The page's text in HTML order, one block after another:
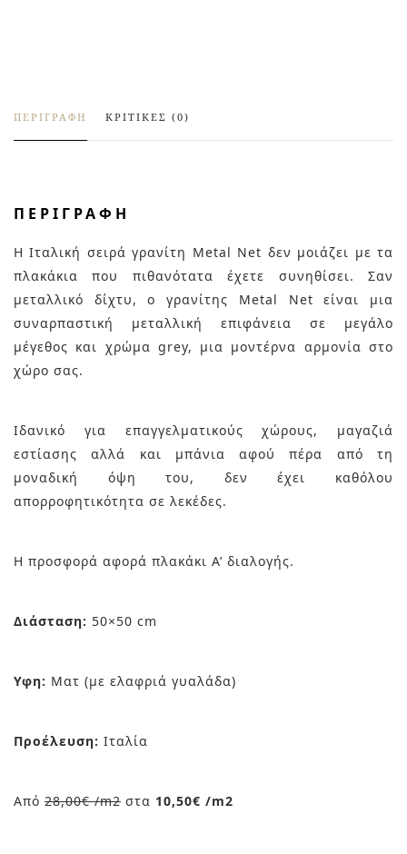
ΠΕΡΙΓΡΑΦΉ ΚΡΙΤΙΚΈΣ (0)
ΠΕΡΙΓΡΑΦΉ
Η Ιταλική σειρά γρανίτη Metal Net δεν μοιάζει με τα
πλακάκια που πιθανότατα έχετε συνηθίσει. Σαν
μεταλλικό δίχτυ, o γρανίτης Metal Net είναι μια
συναρπαστική μεταλλική επιφάνεια σε μεγάλο
μέγεθος και χρώμα grey, μια μοντέρνα αρμονία στο
χώρο σας.
Ιδανικό για επαγγελματικούς χώρους, μαγαζιά
εστίασης αλλά και μπάνια αφού πέρα από τη
μοναδική όψη του, δεν έχει καθόλου
απορροφητικότητα σε λεκέδες.
Η προσφορά αφορά πλακάκι Α’ διαλογής.
Διάσταση: 50×50 cm
Υφη: Ματ (με ελαφριά γυαλάδα)
Προέλευση: Ιταλία
Από 28,00€ /m2 στα 10,50€ /m2